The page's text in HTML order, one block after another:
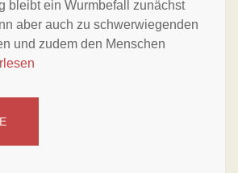
bleibt ein Wurmbefall zunächst
aber auch zu schwerwiegenden
und zudem den Menschen